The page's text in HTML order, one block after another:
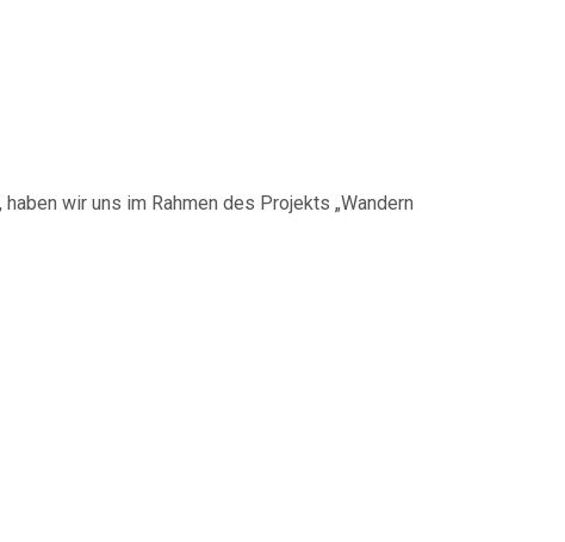
wir uns im Rahmen des Projekts „Wandern